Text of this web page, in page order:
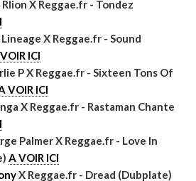
Rlion X Reggae.fr - Tondez
X Reggae.fr - Sound
ICI
P X Reggae.fr - Sixteen Tons Of
VOIR ICI
X Reggae.fr - Rastaman Chante
Palmer X Reggae.fr - Love In
A VOIR ICI
X Reggae.fr - Dread (Dubplate)